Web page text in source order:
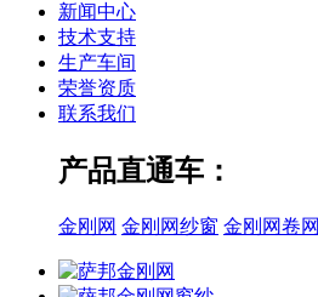
新闻中心
技术支持
生产车间
荣誉资质
联系我们
产品直通车：
金刚网 金刚网纱窗 金刚网卷网